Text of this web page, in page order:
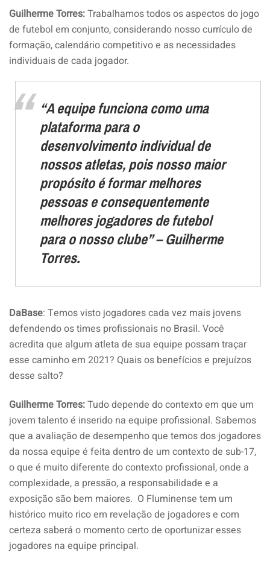
Guilherme Torres:Trabalhamos todos os aspectos do jogo
de futebol em conjunto, considerando nosso currículo de
formação, calendário competitivo e as necessidades
individuais de cada jogador.
“A equipe funciona como uma
plataforma para o
desenvolvimento individual de
nossos atletas, pois nosso maior
propósito é formar melhores
pessoas e consequentemente
melhores jogadores de futebol
para o nosso clube” – Guilherme
Torres.
DaBase: Temos visto jogadores cada vez mais jovens
defendendo os times profissionais no Brasil. Você
acredita que algum atleta de sua equipe possam traçar
esse caminho em 2021? Quais os benefícios e prejuízos
desse salto?
Guilherme Torres:Tudo depende do contexto em que um
jovem talento é inserido na equipe profissional. Sabemos
que a avaliação de desempenho que temos dos jogadores
da nossa equipe é feita dentro de um contexto de sub-17,
o que é muito diferente do contexto profissional, onde a
complexidade, a pressão, a responsabilidade e a
exposição são bem maiores. O Fluminense tem um
histórico muito rico em revelação de jogadores e com
certeza saberá o momento certo de oportunizar esses
jogadores na equipe principal.